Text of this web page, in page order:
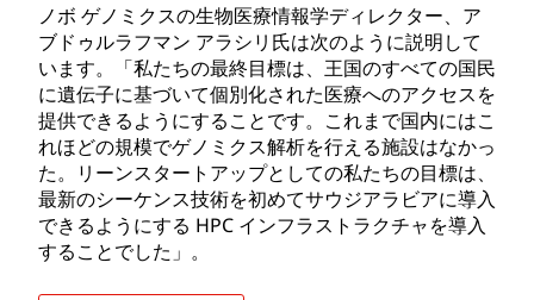
ノボ ゲノミクスの生物医療情報学ディレクター、ア
ブドゥルラフマン アラシリ氏は次のように説明して
います。「私たちの最終目標は、王国のすべての国民
に遺伝子に基づいて個別化された医療へのアクセスを
提供できるようにすることです。これまで国内にはこ
れほどの規模でゲノミクス解析を行える施設はなかっ
た。リーンスタートアップとしての私たちの目標は、
最新のシーケンス技術を初めてサウジアラビアに導入
できるようにする HPC インフラストラクチャを導入
することでした」。